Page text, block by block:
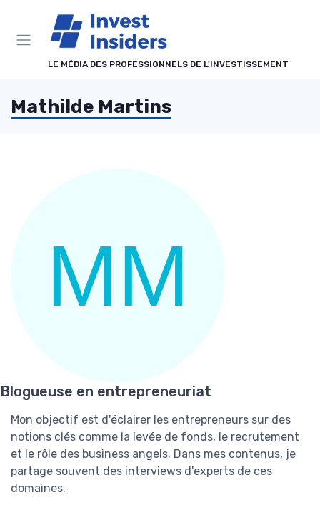
LE MÉDIA DES PROFESSIONNELS DE L'INVESTISSEMENT
Mathilde Martins
Blogueuse en entrepreneuriat
Mon objectif est d'éclairer les entrepreneurs sur des
notions clés comme la levée de fonds, le recrutement
et le rôle des business angels. Dans mes contenus, je
partage souvent des interviews d'experts de ces
domaines.